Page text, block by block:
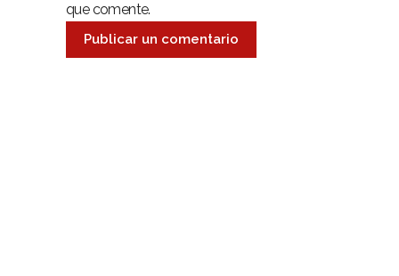
que comente.